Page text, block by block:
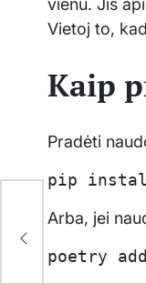
vienu. Jis
Vietoj to,
Kaip
Pradėti
pip
Arba, jei
poetry